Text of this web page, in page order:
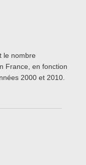
le nombre
France, en fonction
2000 et 2010.